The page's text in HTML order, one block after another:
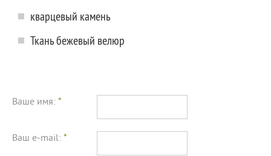
кварцевый камень
Ткань бежевый велюр
Ваше имя: *
Ваш e-mail: *